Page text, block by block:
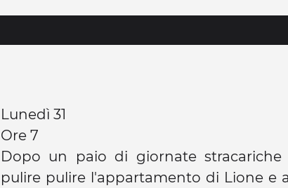
Lunedì 31
Ore 7
Dopo un paio di giornate
pulire pulire l'appartamento di Lione e